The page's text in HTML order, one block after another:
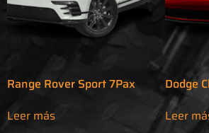
Range Rover Sport 7Pax
Leer más
Dodge
Leer